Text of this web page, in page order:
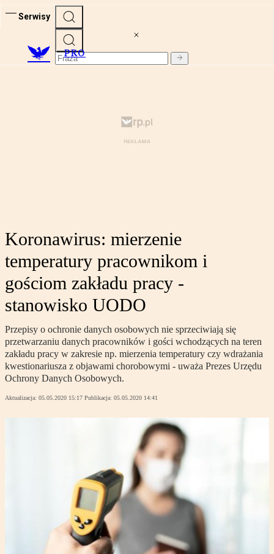
Serwisy
PRO
Koronawirus: mierzenie
temperatury pracownikom i
gościom zakładu pracy -
stanowisko UODO
Przepisy o ochronie danych osobowych nie sprzeciwiają się
przetwarzaniu danych pracowników i gości wchodzących na teren
zakładu pracy w zakresie np. mierzenia temperatury czy wdrażania
kwestionariusza z objawami chorobowymi - uważa Prezes Urzędu
Ochrony Danych Osobowych.
Aktualizacja: 05.05.2020 15:17 Publikacja: 05.05.2020 14:41